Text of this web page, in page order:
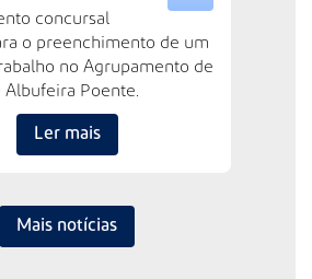
concursal
o preenchimento de um
no Agrupamento de
Albufeira Poente.
Ler mais
Mais notícias